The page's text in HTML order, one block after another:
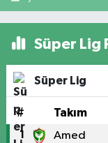
Süper Lig
Süper Lig
# Takım
1 Amed